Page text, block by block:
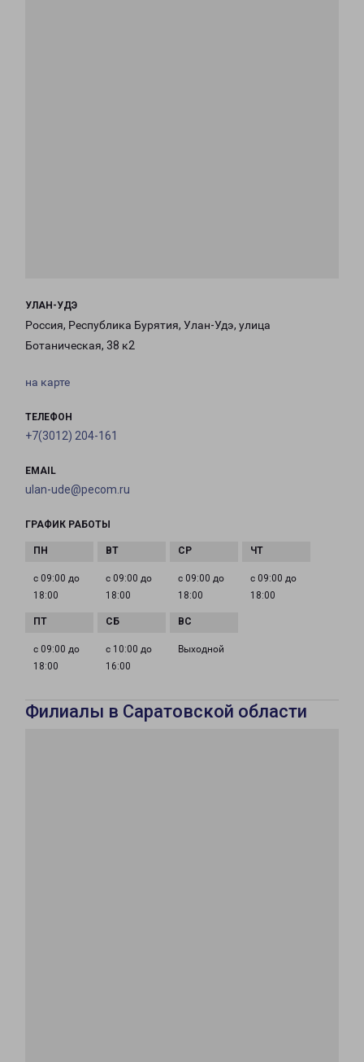
УЛАН-УДЭ
Россия, Республика Бурятия, Улан-Удэ, улица
Ботаническая, 38 к2
на карте
ТЕЛЕФОН
+7(3012) 204-161
EMAIL
ulan-ude@pecom.ru
ГРАФИК РАБОТЫ
с 09:00 до
18:00
с 09:00 до
18:00
с 09:00 до
18:00
с 09:00 до
18:00
с 09:00 до
18:00
с 10:00 до
16:00
Выходной
Филиалы в Саратовской области